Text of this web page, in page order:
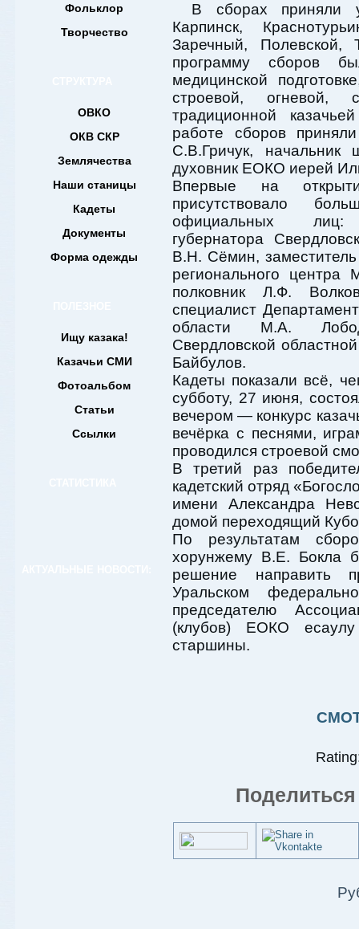
Фольклор
Творчество
ОВКО
ОКВ СКР
Землячества
Наши станицы
Кадеты
Документы
Форма одежды
Ищу казака!
Казачьи СМИ
Фотоальбом
Статьи
Ссылки
В сборах приняли
Карпинск,
Заречный, Полевской,
программу сборов
медицинской
строевой, огневой,
традиционной
работе сборов
С.В.Гричук,
духовник ЕОКО иерей
Впервые на
присутствовало
официальных лиц:
губернатора
В.Н. Сёмин, заместитель
регионального центра
полковник Л.Ф.
специалист
области М.А.
Свердловской
Байбулов.
Кадеты показали всё,
субботу, 27 июня,
вечером — конкурс
вечёрка с песнями,
проводился строевой
В третий раз
кадетский отряд
имени Александра
домой переходящий
По результатам
хорунжему В.Е. Бокла
решение направить
Уральском
председателю
(клубов) ЕОКО
старшины.